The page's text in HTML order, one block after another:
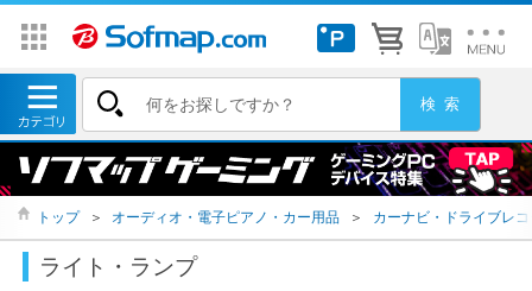
トップ ＞ オーディオ・電子ピアノ・カー用品 ＞ カーナビ・ドライブレ
ライト・ランプ